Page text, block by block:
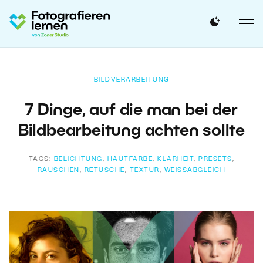
BILDVERARBEITUNG
7 Dinge, auf die man bei der
Bildbearbeitung achten sollte
TAGS: BELICHTUNG , HAUTFARBE, KLARHEIT, PRESETS ,
RAUSCHEN , RETUSCHE , TEXTUR , WEISSABGLEICH